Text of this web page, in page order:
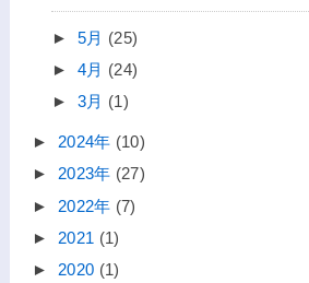
► 5月 (25)
► 4月 (24)
► 3月 (1)
► 2024年 (10)
► 2023年 (27)
► 2022年 (7)
► 2021 (1)
► 2020 (1)